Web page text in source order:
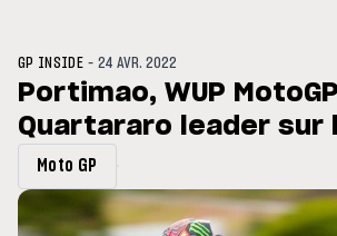
du GP de Grande-
MOTO GP
GP INSIDE -24 AVR. 2022
Portimao, WUP
Quartararo leader sur
Moto GP